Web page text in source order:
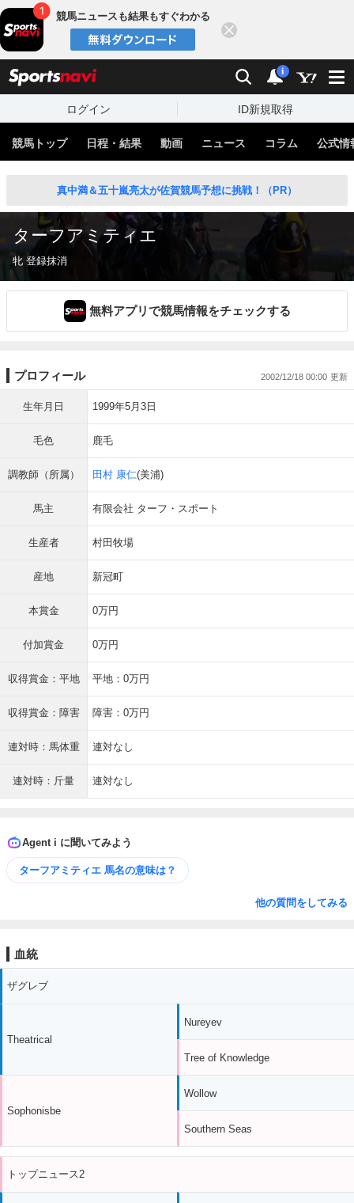
競馬ニュースも結果もすぐわかる
検索 通知
i
ログイン ID新規取得
競馬トップ 日程・結果 動画 ニュース コラム 公式情
真中満＆五十嵐亮太が佐賀競馬予想に挑戦！（PR）
ターフアミティエ
牝 登録抹消
無料アプリで競馬情報をチェックする
プロフィール 2002/12/18 00:00
生年月日 1999年5月3日
毛色 鹿毛
調教師（所属） 田村 康仁(美浦)
馬主 有限会社 ターフ・スポート
生産者 村田牧場
産地 新冠町
本賞金 0万円
付加賞金 0万円
収得賞金：平地 平地：0万円
収得賞金：障害 障害：0万円
連対時：馬体重 連対なし
連対時：斤量 連対なし
Agent i に聞いてみよう
ターフアミティエ 馬名の意味は？
他の質問をしてみる
血統
ザグレブ
Theatrical
Sophonisbe
Nureyev
Tree of Knowledge
Wollow
Southern Seas
トップニュース2